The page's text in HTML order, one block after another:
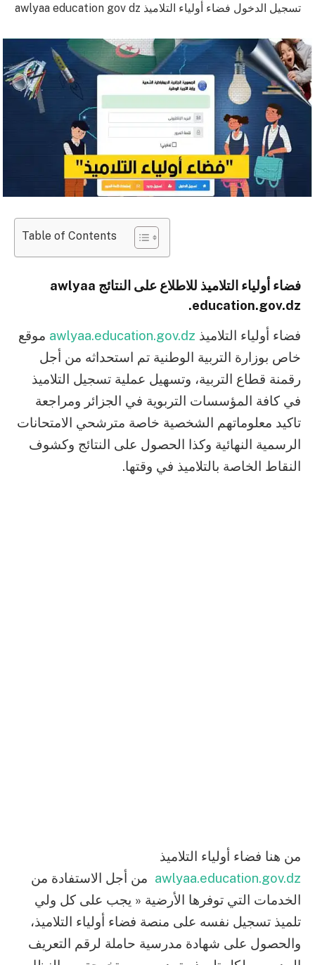
تسجيل الدخول فضاء أولياء التلاميذ awlyaa education gov dz
Table of Contents
فضاء أولياء التلاميذ للاطلاع على النتائج awlyaa
.education.gov.dz
فضاء أولياء التلاميذ awlyaa.education.gov.dz موقع
خاص بوزارة التربية الوطنية تم استحداثه من أجل
رقمنة قطاع التربية، وتسهيل عملية تسجيل التلاميذ
في كافة المؤسسات التربوية في الجزائر ومراجعة
تاكيد معلوماتهم الشخصية خاصة مترشحي الامتحانات
الرسمية النهائية وكذا الحصول على النتائج وكشوف
النقاط الخاصة بالتلاميذ في وقتها.
من هنا فضاء أولياء التلاميذ
awlyaa.education.gov.dz من أجل الاستفادة من
الخدمات التي توفرها الأرضية « يجب على كل ولي
تلميذ تسجيل نفسه على منصة فضاء أولياء التلاميذ،
والحصول على شهادة مدرسية حاملة لرقم التعريف